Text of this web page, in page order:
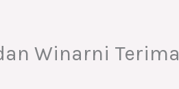
Winarni Terima